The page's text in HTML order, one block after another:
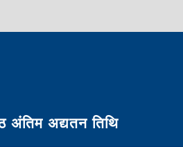
अंतिम अद्यतन तिथि